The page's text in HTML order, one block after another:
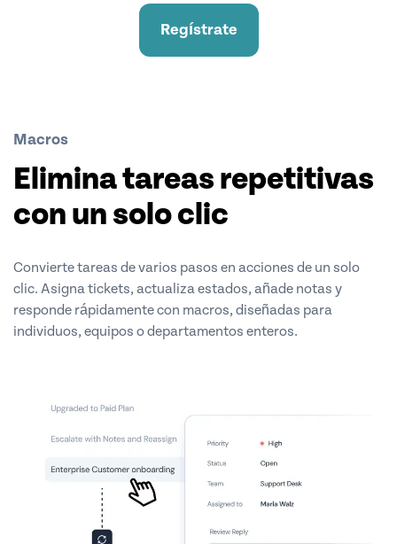
Regístrate
Macros
Elimina tareas repetitivas
con un solo clic
Convierte tareas de varios pasos en acciones de un solo
clic. Asigna tickets, actualiza estados, añade notas y
responde rápidamente con macros, diseñadas para
individuos, equipos o departamentos enteros.